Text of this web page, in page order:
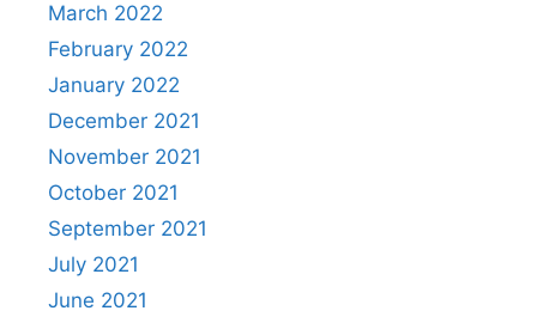
March 2022
February 2022
January 2022
December 2021
November 2021
October 2021
September 2021
July 2021
June 2021